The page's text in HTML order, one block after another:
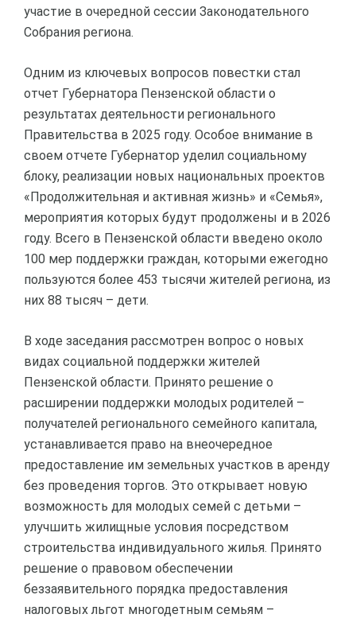
участие в очередной сессии Законодательного
Собрания региона.
Одним из ключевых вопросов повестки стал
отчет Губернатора Пензенской области о
результатах деятельности регионального
Правительства в 2025 году. Особое внимание в
своем отчете Губернатор уделил социальному
блоку, реализации новых национальных проектов
«Продолжительная и активная жизнь» и «Семья»,
мероприятия которых будут продолжены и в 2026
году. Всего в Пензенской области введено около
100 мер поддержки граждан, которыми ежегодно
пользуются более 453 тысячи жителей региона, из
них 88 тысяч – дети.
В ходе заседания рассмотрен вопрос о новых
видах социальной поддержки жителей
Пензенской области. Принято решение о
расширении поддержки молодых родителей –
получателей регионального семейного капитала,
устанавливается право на внеочередное
предоставление им земельных участков в аренду
без проведения торгов. Это открывает новую
возможность для молодых семей с детьми –
улучшить жилищные условия посредством
строительства индивидуального жилья. Принято
решение о правовом обеспечении
беззаявительного порядка предоставления
налоговых льгот многодетным семьям –